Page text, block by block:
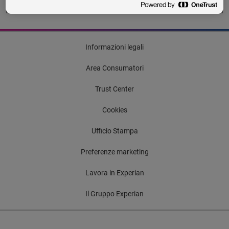
Informazioni legali
Area Consumatori
Trust Center
Cookies
Ufficio Stampa
Preferenze marketing
Lavora in Experian
Il Gruppo Experian